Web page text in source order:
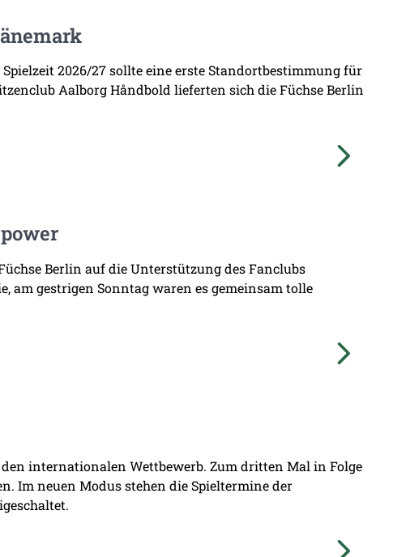
2026/27 sollte eine erste Standortbestimmung für
Aalborg Håndbold lieferten sich die Füchse Berlin
Berlin auf die Unterstützung des Fanclubs
am gestrigen Sonntag waren es gemeinsam tolle
internationalen Wettbewerb. Zum dritten Mal in Folge
Im neuen Modus stehen die Spieltermine der